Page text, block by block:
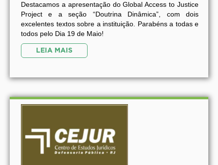
Destacamos a apresentação do Global Access to Justice
Project e a seção “Doutrina Dinâmica”, com dois
excelentes textos sobre a instituição. Parabéns a todas e
todos pelo Dia 19 de Maio!
LEIA MAIS